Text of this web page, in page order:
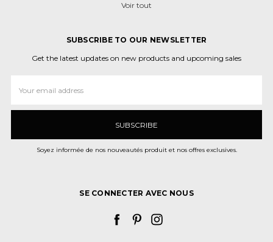
Voir tout
SUBSCRIBE TO OUR NEWSLETTER
Get the latest updates on new products and upcoming sales
Soyez informée de nos nouveautés produit et nos offres exclusives.
SE CONNECTER AVEC NOUS